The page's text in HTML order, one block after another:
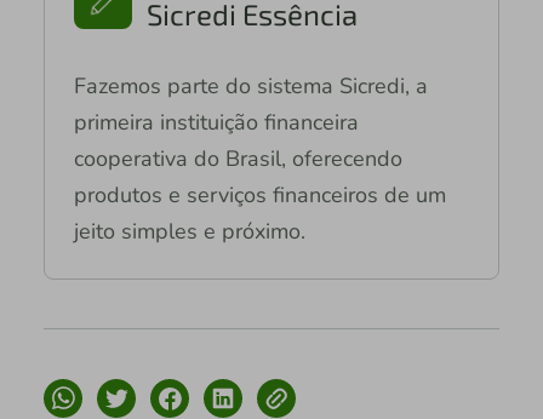
Sicredi Essência
Fazemos parte do sistema Sicredi, a
primeira instituição financeira
cooperativa do Brasil, oferecendo
produtos e serviços financeiros de um
jeito simples e próximo.